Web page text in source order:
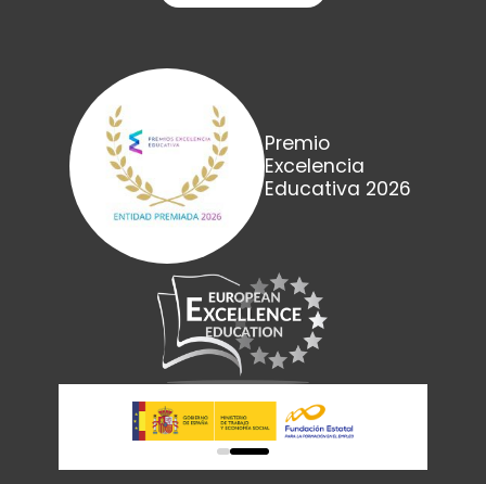
Premio
Excelencia
Educativa 2026
0 1